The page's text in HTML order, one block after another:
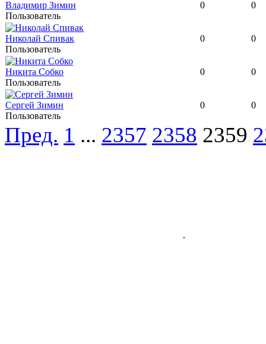
Владимир Зимин
Пользователь
0 0
Николай Спивак
Пользователь
0 0
Никита Собко
Пользователь
0 0
Сергей Зимин
Пользователь
0 0
Пред. 1 ... 2357 2358 2359